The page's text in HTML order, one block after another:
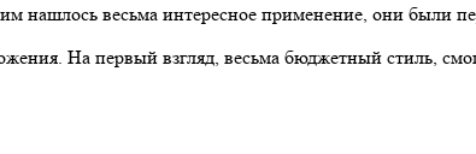
нашлось весьма интересное применение, они были
На первый взгляд, весьма бюджетный стиль,